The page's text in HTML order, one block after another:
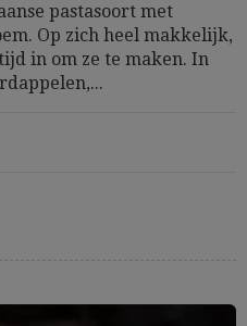
pastasoort met
Op zich heel makkelijk,
in om ze te maken. In